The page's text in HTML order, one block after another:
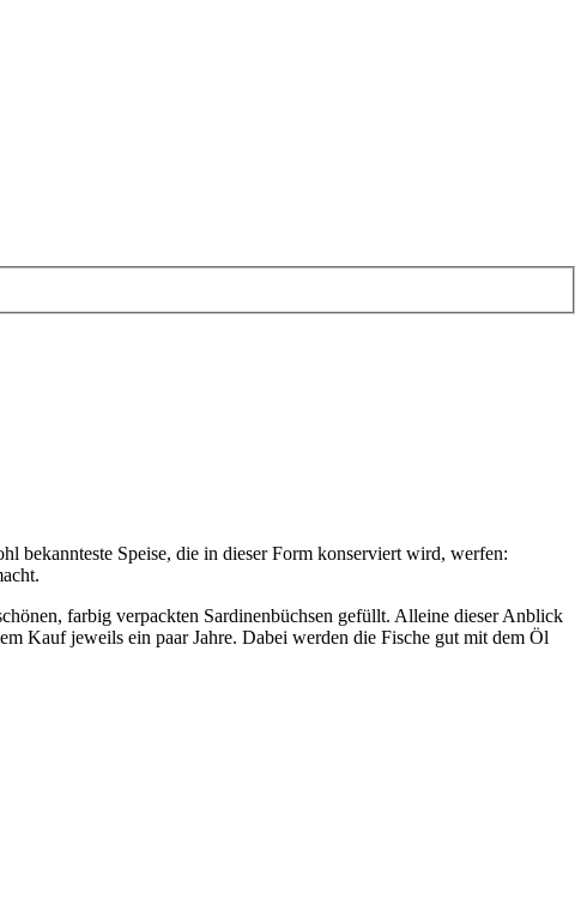
bekannteste Speise, die in dieser Form konserviert wird, werfen:
farbig verpackten Sardinenbüchsen gefüllt. Alleine dieser Anblick
Kauf jeweils ein paar Jahre. Dabei werden die Fische gut mit dem Öl